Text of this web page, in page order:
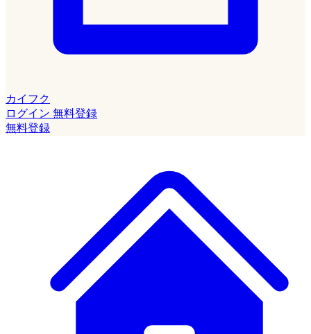
カイフク
ログイン 無料登録
無料登録